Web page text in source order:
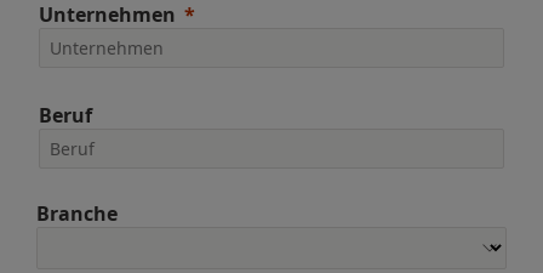
Unternehmen
Beruf
Branche